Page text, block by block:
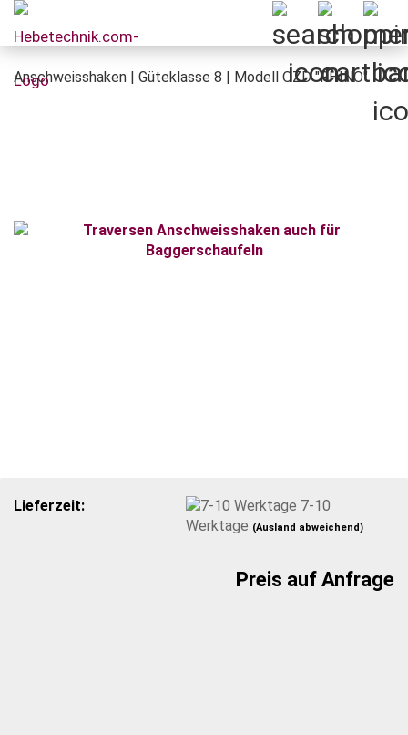
Anschweisshaken | Güteklasse 8 | Modell OZD "RHINO"
Lieferzeit:
7-10
Werktage (Ausland abweichend)
Preis auf Anfrage